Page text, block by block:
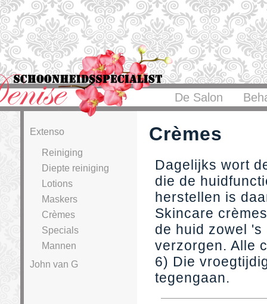
De Salon
Extenso
Reiniging
Diepte reiniging
Lotions
Maskers
Crèmes
Specials
Mannen
John van G
Crèmes
Dagelijks wort
die de
herstellen is
Skincare
de huid zowel
verzorgen. Alle
6) Die
tegengaan.